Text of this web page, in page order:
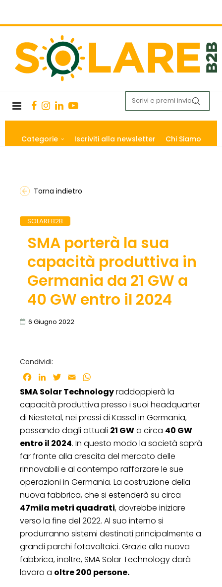
Categorie Iscriviti alla newsletter Chi Siamo
Torna indietro
SOLAREB2B
SMA porterà la sua
capacità produttiva in
Germania da 21 GW a
40 GW entro il 2024
6 Giugno 2022
Condividi:
Facebook
LinkedInTwitter
Email
SMA Solar Technologyraddoppierà la
capacità produttiva presso i suoi headquarter
di Niestetal, nei pressi di Kassel in Germania,
passando dagli attuali 21 GWa circa 40 GW
entro il 2024. In questo modo la società saprà
far fronte alla crescita del mercato delle
rinnovabili e al contempo rafforzare le sue
operazioni in Germania. La costruzione della
nuova fabbrica, che si estenderà su circa
47mila metri quadrati, dovrebbe iniziare
verso la fine del 2022. Al suo interno si
produrranno sistemi destinati principalmente a
grandi parchi fotovoltaici. Grazie alla nuova
fabbrica, inoltre, SMA Solar Technology darà
lavoro a oltre 200 persone.